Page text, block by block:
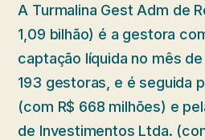
A Turmalina Gest Adm de
1,09 bilhão) é a gestora
captação líquida no mês
193 gestoras, e é seguida
(com R$ 668 milhões) e
de Investimentos Ltda.